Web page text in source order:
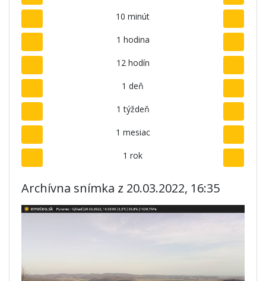
10 minút
1 hodina
12 hodín
1 deň
1 týždeň
1 mesiac
1 rok
Archívna snímka z 20.03.2022, 16:35